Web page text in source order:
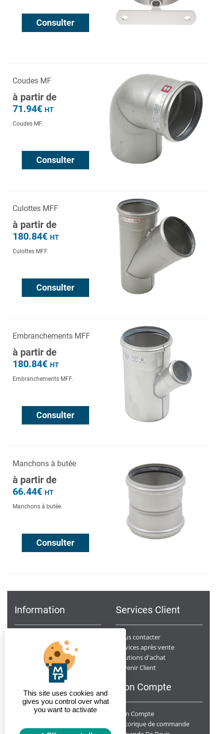
Consulter
Coudes MF
à partir de
71.94€ HT
Coudes MF.
Consulter
Culottes MFF
à partir de
180.84€ HT
Culottes MFF.
Consulter
Embranchements MFF
à partir de
180.84€ HT
Embranchements MFF.
Consulter
Manchons à butée
à partir de
66.44€ HT
Manchons à butée.
Consulter
Information
Points de ventes
Données Personnelles
Services Client
Nous contacter
Services après vente
Solutions d'achat
Devenir Client
Y a t-il un suivi des chantiers ?
Mon Compte
Mon Compte
Historique de commande
This site uses cookies and
gives you control over what
you want to activate